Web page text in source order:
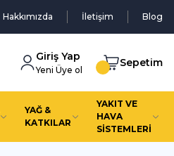
Hakkımızda İletişim Blog
Giriş Yap
Yeni Üye ol
Sepetim
YAĞ &
KATKILAR
YAKIT VE
HAVA
SİSTEMLERİ